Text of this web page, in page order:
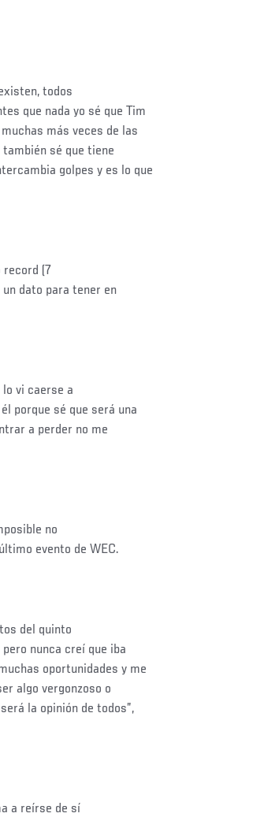
todos
que nada yo sé que Tim
más veces de las
también sé que tiene
golpes y es lo que
(7
dato para tener en
lo vi caerse a
porque sé que será una
a perder no me
no
evento de WEC.
del quinto
nunca creí que iba
oportunidades y me
algo vergonzoso o
la opinión de todos”,
a reírse de sí